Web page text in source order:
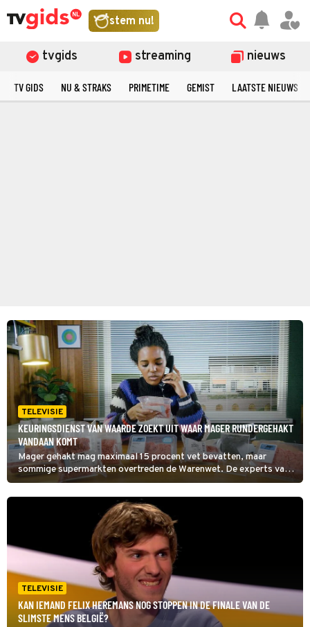
stem nu!
tvgids streaming nieuws
TV GIDS NU & STRAKS PRIMETIME GEMIST LAATSTE NIEUWS
TELEVISIE
KEURINGSDIENST VAN WAARDE ZOEKT UIT WAAR MAGER RUNDERGEHAKT
VANDAAN KOMT
Mager gehakt mag maximaal 15 procent vet bevatten, maar
sommige supermarkten overtreden de Warenwet. De experts van
Keuringsdienst van Waarde willen weten waar het echt magere
gehakt in de supermarkt vandaan komt en gaat op onderzoek.
TELEVISIE
KAN IEMAND FELIX HEREMANS NOG STOPPEN IN DE FINALE VAN DE
SLIMSTE MENS BELGIË?